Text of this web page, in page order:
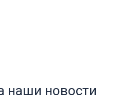
наши новости